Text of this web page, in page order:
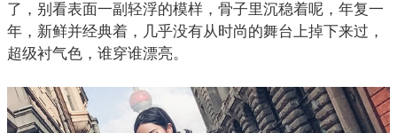
了，别看表面一副轻浮的模样，骨子里沉稳着呢，年复一
年，新鲜并经典着，几乎没有从时尚的舞台上掉下来过，
超级衬气色，谁穿谁漂亮。